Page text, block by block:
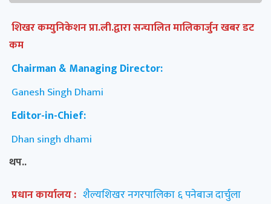
शिखर कम्युनिकेशन प्रा.ली.द्वारा सन्चालित मालिकार्जुन खबर डट
कम
Chairman & Managing Director:
Ganesh Singh Dhami
Editor-in-Chief:
Dhan singh dhami
थप..
प्रधान कार्यालय : शैल्यशिखर नगरपालिका ६ पनेबाज दार्चुला